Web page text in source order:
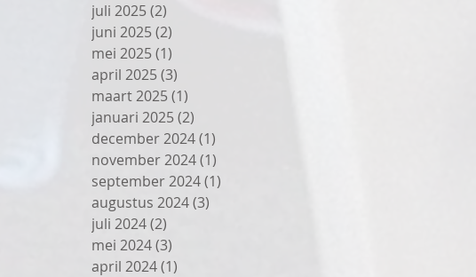
juli 2025(2)
juni 2025(2)
mei 2025(1)
april 2025(3)
maart 2025(1)
januari 2025(2)
december 2024(1)
november 2024(1)
september 2024(1)
augustus 2024(3)
juli 2024(2)
mei 2024(3)
april 2024(1)